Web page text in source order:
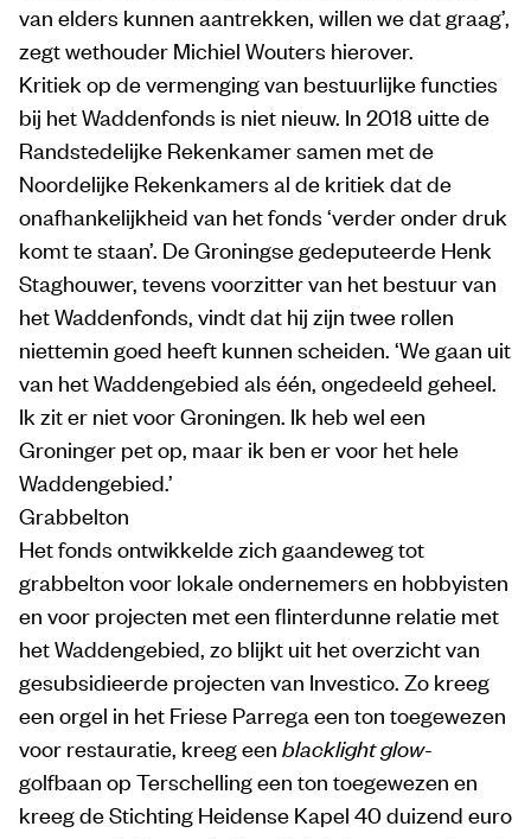
van elders kunnen aantrekken, willen we dat graag’,
zegt wethouder Michiel Wouters hierover.
Kritiek op de vermenging van bestuurlijke functies
bij het Waddenfonds is niet nieuw. In 2018 uitte de
Randstedelijke Rekenkamer samen met de
Noordelijke Rekenkamers al de kritiek dat de
onafhankelijkheid van het fonds ‘verder onder druk
komt te staan’. De Groningse gedeputeerde Henk
Staghouwer, tevens voorzitter van het bestuur van
het Waddenfonds, vindt dat hij zijn twee rollen
niettemin goed heeft kunnen scheiden. ‘We gaan uit
van het Waddengebied als één, ongedeeld geheel.
Ik zit er niet voor Groningen. Ik heb wel een
Groninger pet op, maar ik ben er voor het hele
Waddengebied.’
Grabbelton
Het fonds ontwikkelde zich gaandeweg tot
grabbelton voor lokale ondernemers en hobbyisten
en voor projecten met een flinterdunne relatie met
het Waddengebied, zo blijkt uit het overzicht van
gesubsidieerde projecten van Investico. Zo kreeg
een orgel in het Friese Parrega een ton toegewezen
voor restauratie, kreeg een blacklight glow-
golfbaan op Terschelling een ton toegewezen en
kreeg de Stichting Heidense Kapel 40 duizend euro